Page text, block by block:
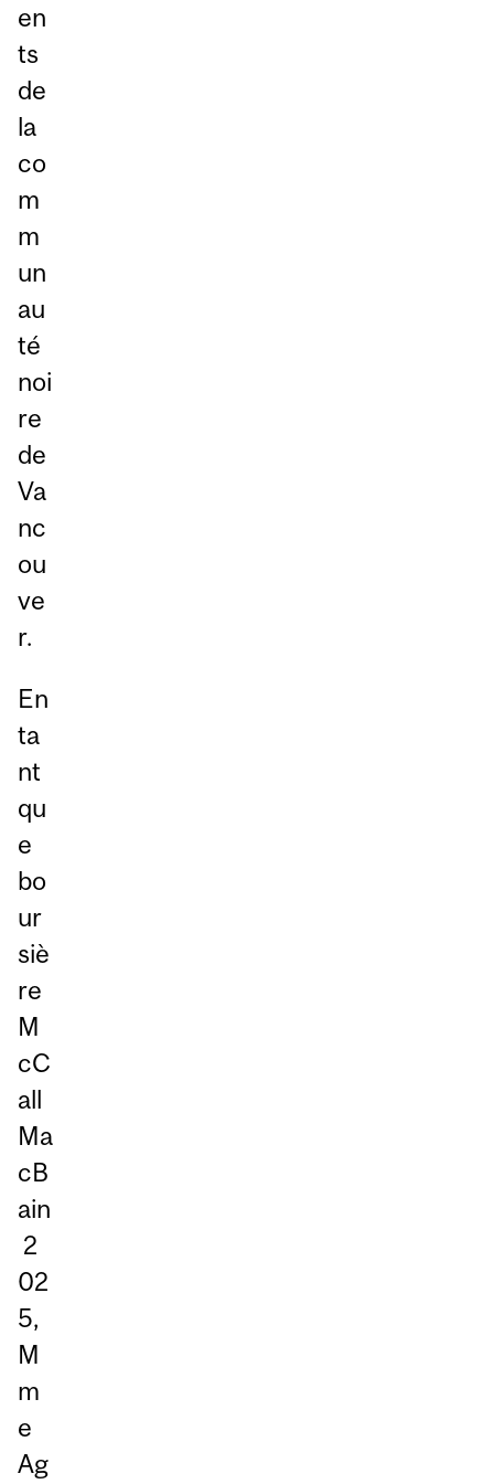
en
ts
de
la
co
m
m
un
au
té
noi
re
de
Va
nc
ou
ve
r.
En
ta
nt
qu
e
bo
ur
siè
re
M
cC
all
Ma
cB
ain
2
02
5,
M
m
e
Ag